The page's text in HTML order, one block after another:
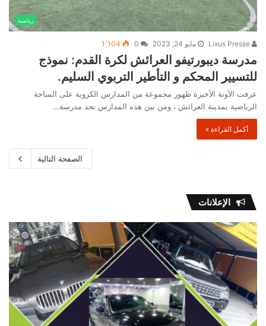
رياضية
مايو 24, 2023 1٬104
مدرسة ديبورتيفو العرائش لكرة القدم: نموذج
للتسيير المحكم و التأطير التربوي السليم.
عرفت الآونة الأخيرة ظهور مجموعة من المدارس الكروية على الساحة
الرياضية بمدينة العرائش ، ومن بين هذه المدارس نجد مدرسة…
أكمل القراءة »
الصفحة التالية
الإعلانات